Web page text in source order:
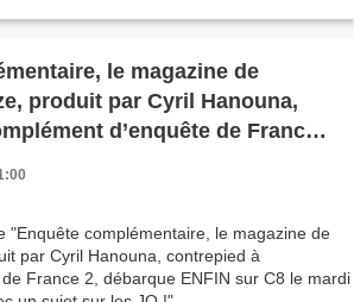
le magazine de
produit par Cyril Hanouna,
d’enquête de France
sur les JO !